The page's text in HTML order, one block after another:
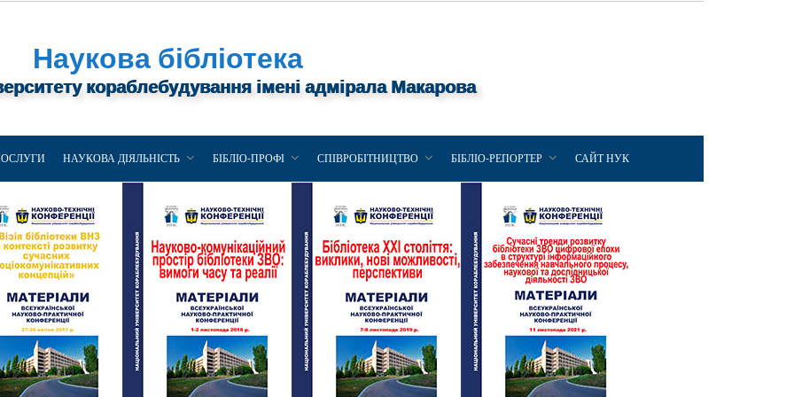
Наукова бібліотека
кораблебудування імені адмірала Макарова
НАУКОВА ДІЯЛЬНІСТЬ БІБЛІО-ПРОФІ СПІВРОБІТНИЦТВО БІБЛІО-РЕПОРТЕР САЙТ НУК